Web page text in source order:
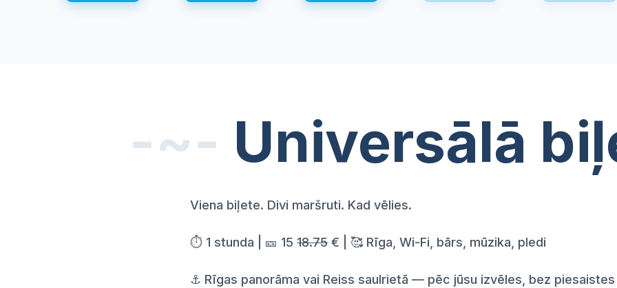
-~- Universālā
Viena biļete. Divi maršruti. Kad vēlies.
⏱️ 1 stunda | 🎫 15 18.75 € | 🥰 Rīga, Wi-Fi, bārs, mūzika, pledi
⚓ Rīgas panorāma vai Reiss saulrietā — pēc jūsu izvēles, bez piesaistes